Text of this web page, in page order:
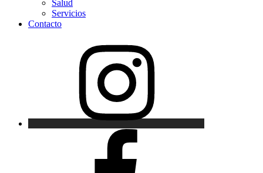
Salud
Servicios
Contacto